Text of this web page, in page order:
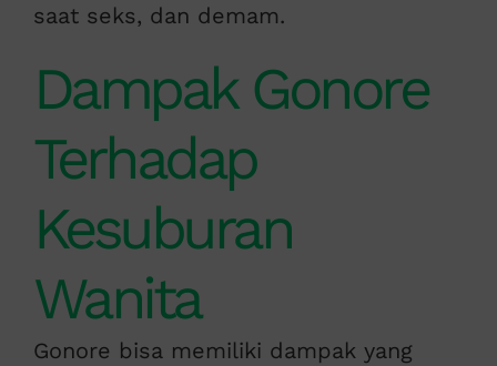
saat seks, dan demam.
Dampak Gonore
Terhadap
Kesuburan
Wanita
Gonore bisa memiliki dampak yang